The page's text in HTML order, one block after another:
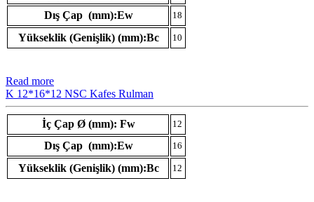
Dış Çap (mm):Ew 18
Yükseklik (Genişlik) (mm):Bc 10
Read more
K 12*16*12 NSC Kafes Rulman
İç Çap Ø (mm): Fw 12
Dış Çap (mm):Ew 16
Yükseklik (Genişlik) (mm):Bc 12